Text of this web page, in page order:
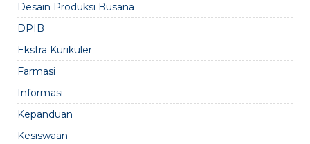
Desain Produksi Busana
DPIB
Ekstra Kurikuler
Farmasi
Informasi
Kepanduan
Kesiswaan